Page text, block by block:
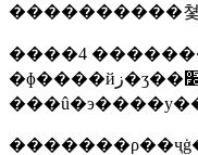
����������
����4
�ɸ����йز�ʒ��׼�����쳧